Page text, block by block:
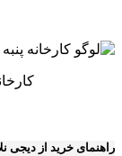
راهنمای خرید از دیجی